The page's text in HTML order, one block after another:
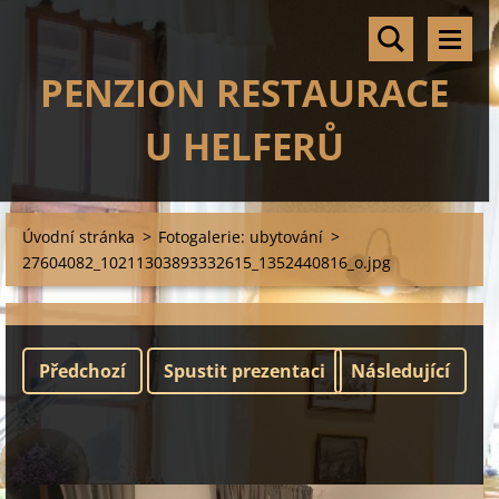
PENZION RESTAURACE
U HELFERŮ
Úvodní stránka > Fotogalerie: ubytování >
27604082_10211303893332615_1352440816_o.jpg
Předchozí Spustit prezentaci Následující